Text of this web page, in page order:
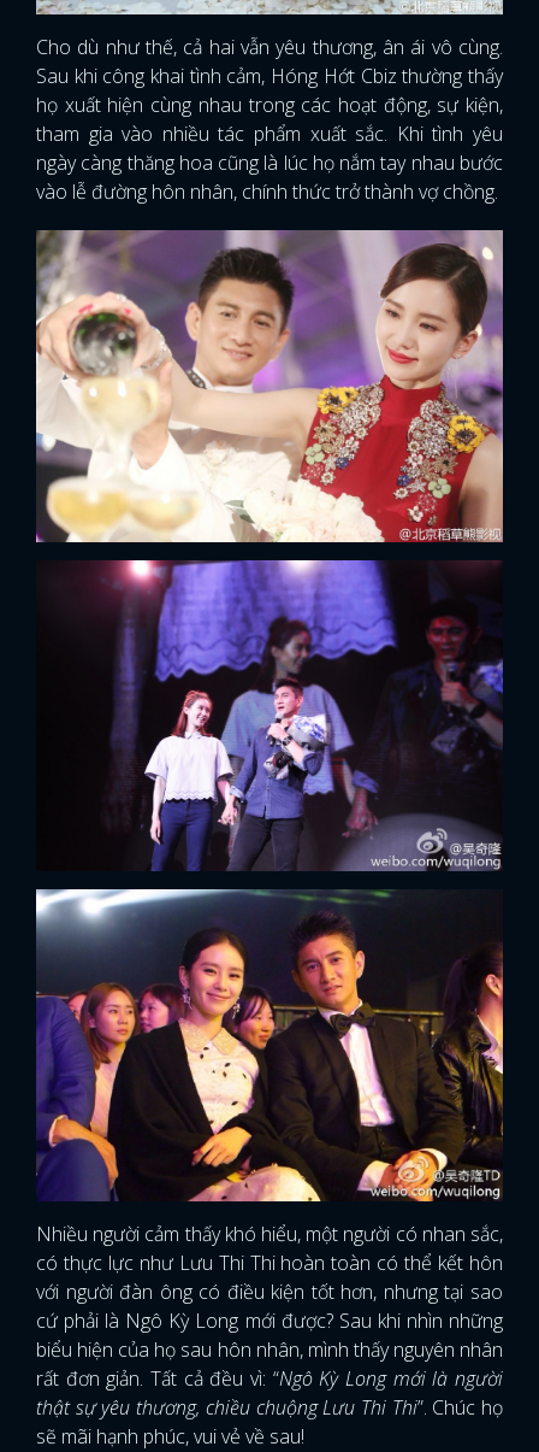
Cho dù như thế, cả hai vẫn yêu thương, ân ái vô cùng.
Sau khi công khai tình cảm, Hóng Hớt Cbiz thường thấy
họ xuất hiện cùng nhau trong các hoạt động, sự kiện,
tham gia vào nhiều tác phẩm xuất sắc. Khi tình yêu
ngày càng thăng hoa cũng là lúc họ nắm tay nhau bước
vào lễ đường hôn nhân, chính thức trở thành vợ chồng.
Nhiều người cảm thấy khó hiểu, một người có nhan sắc,
có thực lực như Lưu Thi Thi hoàn toàn có thể kết hôn
với người đàn ông có điều kiện tốt hơn, nhưng tại sao
cứ phải là Ngô Kỳ Long mới được? Sau khi nhìn những
biểu hiện của họ sau hôn nhân, mình thấy nguyên nhân
rất đơn giản. Tất cả đều vì: “Ngô Kỳ Long mới là người
thật sự yêu thương, chiều chuộng Lưu Thi Thi”. Chúc họ
sẽ mãi hạnh phúc, vui vẻ về sau!